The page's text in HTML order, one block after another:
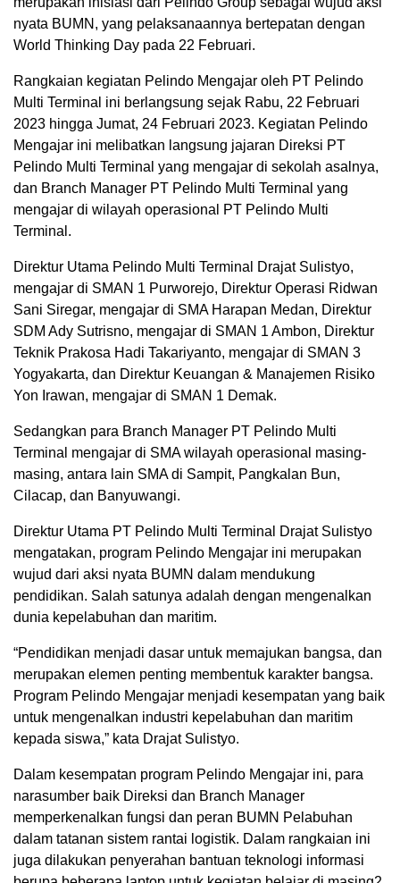
nyata BUMN, yang pelaksanaannya bertepatan dengan
World Thinking Day pada 22 Februari.
Rangkaian kegiatan Pelindo Mengajar oleh PT Pelindo
Multi Terminal ini berlangsung sejak Rabu, 22 Februari
2023 hingga Jumat, 24 Februari 2023. Kegiatan Pelindo
Mengajar ini melibatkan langsung jajaran Direksi PT
Pelindo Multi Terminal yang mengajar di sekolah asalnya,
dan Branch Manager PT Pelindo Multi Terminal yang
mengajar di wilayah operasional PT Pelindo Multi
Terminal.
Direktur Utama Pelindo Multi Terminal Drajat Sulistyo,
mengajar di SMAN 1 Purworejo, Direktur Operasi Ridwan
Sani Siregar, mengajar di SMA Harapan Medan, Direktur
SDM Ady Sutrisno, mengajar di SMAN 1 Ambon, Direktur
Teknik Prakosa Hadi Takariyanto, mengajar di SMAN 3
Yogyakarta, dan Direktur Keuangan & Manajemen Risiko
Yon Irawan, mengajar di SMAN 1 Demak.
Sedangkan para Branch Manager PT Pelindo Multi
Terminal mengajar di SMA wilayah operasional masing-
masing, antara lain SMA di Sampit, Pangkalan Bun,
Cilacap, dan Banyuwangi.
Direktur Utama PT Pelindo Multi Terminal Drajat Sulistyo
mengatakan, program Pelindo Mengajar ini merupakan
wujud dari aksi nyata BUMN dalam mendukung
pendidikan. Salah satunya adalah dengan mengenalkan
dunia kepelabuhan dan maritim.
“Pendidikan menjadi dasar untuk memajukan bangsa, dan
merupakan elemen penting membentuk karakter bangsa.
Program Pelindo Mengajar menjadi kesempatan yang baik
untuk mengenalkan industri kepelabuhan dan maritim
kepada siswa,” kata Drajat Sulistyo.
Dalam kesempatan program Pelindo Mengajar ini, para
narasumber baik Direksi dan Branch Manager
memperkenalkan fungsi dan peran BUMN Pelabuhan
dalam tatanan sistem rantai logistik. Dalam rangkaian ini
juga dilakukan penyerahan bantuan teknologi informasi